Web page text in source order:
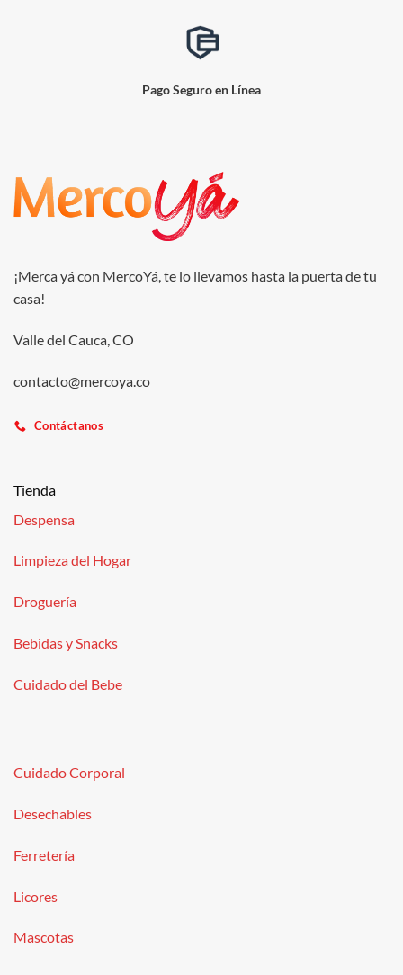
Pago Seguro en Línea
¡Merca yá con MercoYá, te lo llevamos hasta la puerta de tu
casa!
Valle del Cauca, CO
contacto@mercoya.co
Contáctanos
Tienda
Despensa
Limpieza del Hogar
Droguería
Bebidas y Snacks
Cuidado del Bebe
Cuidado Corporal
Desechables
Ferretería
Licores
Mascotas